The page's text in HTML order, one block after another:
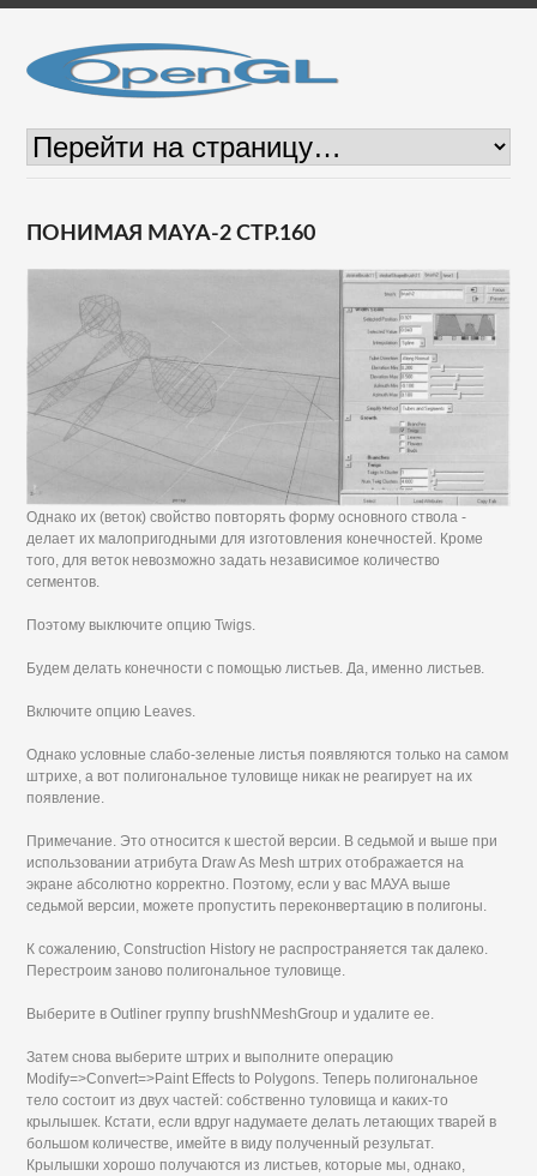
ПОНИМАЯ MAYA-2 СТР.160
Однако их (веток) свойство повторять форму основного ствола -
делает их малопригодными для изготовления конечностей. Кроме
того, для веток невозможно задать независимое количество
сегментов.
Поэтому выключите опцию Twigs.
Будем делать конечности с помощью листьев. Да, именно листьев.
Включите опцию Leaves.
Однако условные слабо-зеленые листья появляются только на самом
штрихе, а вот полигональное туловище никак не реагирует на их
появление.
Примечание. Это относится к шестой версии. В седьмой и выше при
использовании атрибута Draw As Mesh штрих отображается на
экране абсолютно корректно. Поэтому, если у вас МАУА выше
седьмой версии, можете пропустить переконвертацию в полигоны.
К сожалению, Construction History не распространяется так далеко.
Перестроим заново полигональное туловище.
Выберите в Outliner группу brushNMeshGroup и удалите ее.
Затем снова выберите штрих и выполните операцию
Modify=>Convert=>Paint Effects to Polygons. Теперь полигональное
тело состоит из двух частей: собственно туловища и каких-то
крылышек. Кстати, если вдруг надумаете делать летающих тварей в
большом количестве, имейте в виду полученный результат.
Крылышки хорошо получаются из листьев, которые мы, однако,